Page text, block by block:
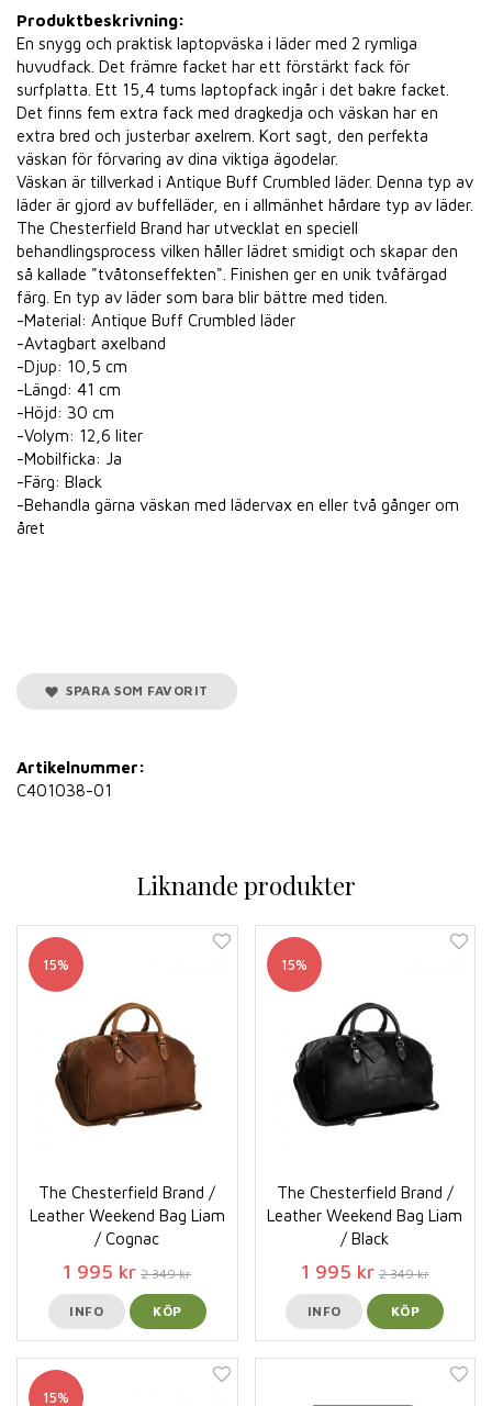
Produktbeskrivning:
En snygg och praktisk laptopväska i läder med 2 rymliga
huvudfack. Det främre facket har ett förstärkt fack för
surfplatta. Ett 15,4 tums laptopfack ingår i det bakre facket.
Det finns fem extra fack med dragkedja och väskan har en
extra bred och justerbar axelrem. Kort sagt, den perfekta
väskan för förvaring av dina viktiga ägodelar.
Väskan är tillverkad i Antique Buff Crumbled läder. Denna typ av
läder är gjord av buffelläder, en i allmänhet hårdare typ av läder.
The Chesterfield Brand har utvecklat en speciell
behandlingsprocess vilken håller lädret smidigt och skapar den
så kallade "tvåtonseffekten". Finishen ger en unik tvåfärgad
färg. En typ av läder som bara blir bättre med tiden.
-Material: Antique Buff Crumbled läder
-Avtagbart axelband
-Djup: 10,5 cm
-Längd: 41 cm
-Höjd: 30 cm
-Volym: 12,6 liter
-Mobilficka: Ja
-Färg: Black
-Behandla gärna väskan med lädervax en eller två gånger om
året
SPARA SOM FAVORIT
Artikelnummer:
C401038-01
Liknande produkter
15%
The Chesterfield Brand /
Leather Weekend Bag Liam
/ Cognac
1 995 kr 2 349 kr
INFO KÖP
15%
The Chesterfield Brand /
Leather Weekend Bag Liam
/ Black
1 995 kr 2 349 kr
INFO KÖP
15%